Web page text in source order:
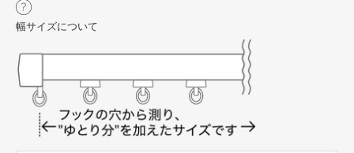
幅サイズについて